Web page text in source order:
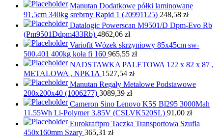
Manutan Dodatkowe półki laminowane
91,5cm 340kg srebrny Rapid 1 (20991125) 248,58 zł
Datalogic Powerscan M9501/D Dpm-Evo Rb
(Pm9501Ddpm433Rb) 4862,06 zł
Variofit Wózek skrzyniowy 85x45cm sw-
500.401 400kg koła fi 160 965,55 zł
NADSTAWKA PALETOWA 122 x 82 x 87 ,
METALOWA , NPK1A 1527,54 zł
Manutan Regały Metalowe Podstawowe
200x200x40 (1006277) 3089,39 zł
Cameron Sino Lenovo K5S Bl295 3000Mah
11.55Wh Li-Polymer 3.85V (CSLVK520SL) 91,00 zł
Eurokraftpro Taczka Transportowa Szufla
450x160mm Szary 365,31 zł